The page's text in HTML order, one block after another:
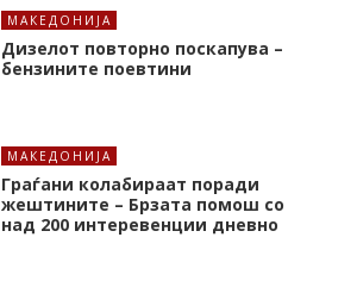
МАКЕДОНИЈА
Дизелот повторно поскапува –
бензините поевтини
МАКЕДОНИЈА
Граѓани колабираат поради
жештините – Брзата помош со
над 200 интеревенции дневно